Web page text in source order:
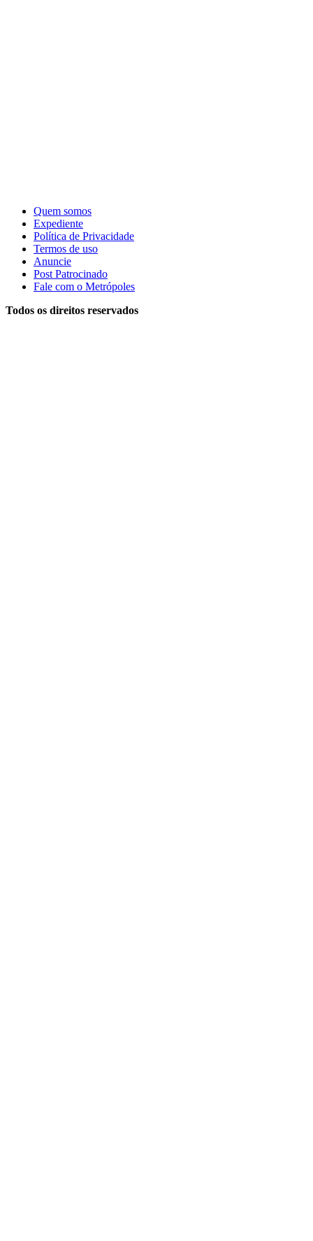
Quem somos
Expediente
Política de Privacidade
Termos de uso
Anuncie
Post Patrocinado
Fale com o Metrópoles
Todos os direitos reservados